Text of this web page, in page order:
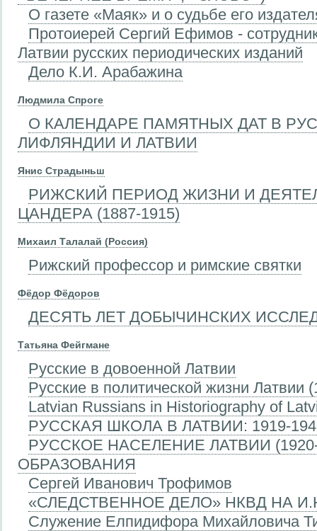
О газете «Маяк» и о судьбе его
Протоиерей Сергий Ефимов -
Латвии русских периодических изданий
Дело К.И. Арабажина
Людмила Спроге
О КАЛЕНДАРЕ ПАМЯТНЫХ ДАТ В
ЛИФЛЯНДИИ И ЛАТВИИ
Янис Страдыньш
РИЖСКИЙ ПЕРИОД ЖИЗНИ И
ЦАНДЕРА (1887-1915)
Михаил Талалай (Россия)
Рижский профессор и римские святки
Фёдор Фёдоров
ДЕСЯТЬ ЛЕТ ДОБЫЧИНСКИХ
Татьяна Фейгмане
Русские в довоенной Латвии
Русские в политической жизни Латвии
Latvian Russians in Historiography of
РУССКАЯ ШКОЛА В ЛАТВИИ: 1919-
РУССКОЕ НАСЕЛЕНИЕ ЛАТВИИ
ОБРАЗОВАНИЯ
Сергей Иванович Трофимов
«СЛЕДСТВЕННОЕ ДЕЛО» НКВД НА
Служение Елпидифора Михайловича